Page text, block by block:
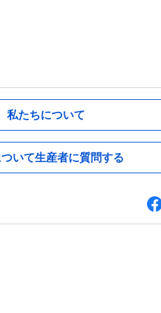
私たちについて
いて生産者に質問する